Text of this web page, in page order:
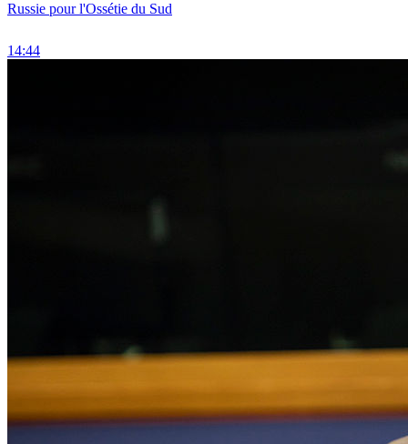
Russie pour l'Ossétie du Sud
14:44